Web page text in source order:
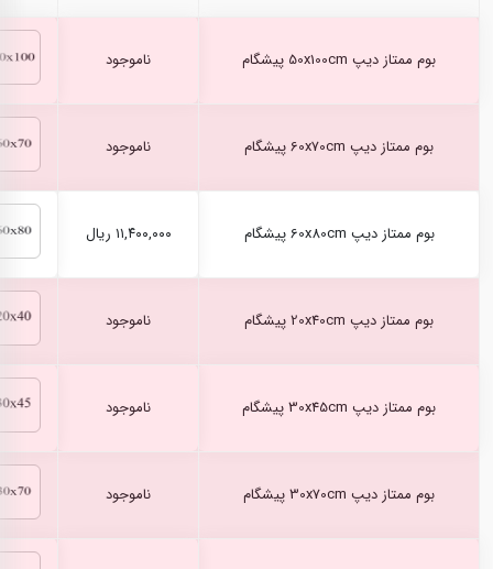
بوم ممتاز دیپ 50x100cm پیشگام ناموجود
بوم ممتاز دیپ 60x70cm پیشگام ناموجود
بوم ممتاز دیپ 60x80cm پیشگام ۱۱,۴۰۰,۰۰۰ ریال
بوم ممتاز دیپ 20x40cm پیشگام ناموجود
بوم ممتاز دیپ 30x45cm پیشگام ناموجود
بوم ممتاز دیپ 30x70cm پیشگام ناموجود